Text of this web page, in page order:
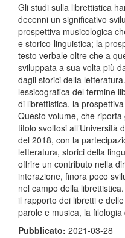
Gli studi sulla librettistica
decenni un significativo
prospettiva musicologica
e storico-linguistica; la
testo verbale oltre che a
sviluppata a sua volta più
dagli storici della
lessicografica del termine
di librettistica, la
Questo volume, che
titolo svoltosi all’Università
del 2018, con la
letteratura, storici della
offrire un contributo nella
interazione, finora poco
nel campo della
il rapporto dei libretti e
parole e musica, la filologia
Pubblicato: 2021-03-28